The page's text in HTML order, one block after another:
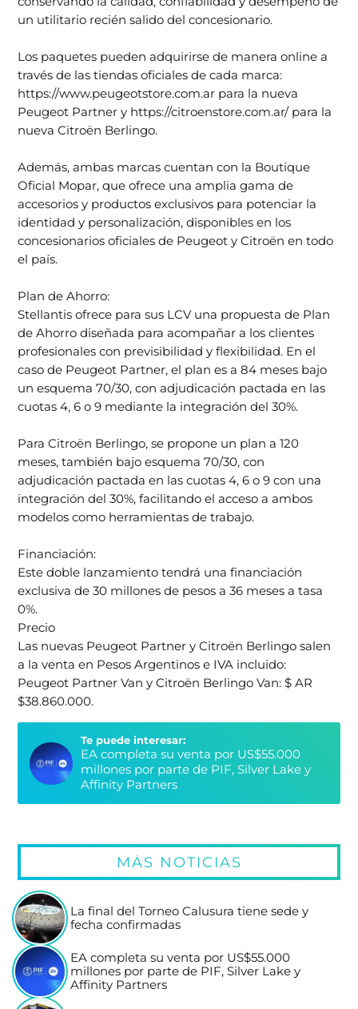
un utilitario recién salido del concesionario.
Los paquetes pueden adquirirse de manera online a
través de las tiendas oficiales de cada marca:
https://www.peugeotstore.com.ar para la nueva
Peugeot Partner y https://citroenstore.com.ar/ para la
nueva Citroën Berlingo.
Además, ambas marcas cuentan con la Boutique
Oficial Mopar, que ofrece una amplia gama de
accesorios y productos exclusivos para potenciar la
identidad y personalización, disponibles en los
concesionarios oficiales de Peugeot y Citroën en todo
el país.
Plan de Ahorro:
Stellantis ofrece para sus LCV una propuesta de Plan
de Ahorro diseñada para acompañar a los clientes
profesionales con previsibilidad y flexibilidad. En el
caso de Peugeot Partner, el plan es a 84 meses bajo
un esquema 70/30, con adjudicación pactada en las
cuotas 4, 6 o 9 mediante la integración del 30%.
Para Citroën Berlingo, se propone un plan a 120
meses, también bajo esquema 70/30, con
adjudicación pactada en las cuotas 4, 6 o 9 con una
integración del 30%, facilitando el acceso a ambos
modelos como herramientas de trabajo.
Financiación:
Este doble lanzamiento tendrá una financiación
exclusiva de 30 millones de pesos a 36 meses a tasa
0%.
Precio
Las nuevas Peugeot Partner y Citroën Berlingo salen
a la venta en Pesos Argentinos e IVA incluido:
Peugeot Partner Van y Citroën Berlingo Van: $ AR
$38.860.000.
Te puede interesar:
EA completa su venta por US$55.000
millones por parte de PIF, Silver Lake y
Affinity Partners
MÁS NOTICIAS
La final del Torneo Calusura tiene sede y
fecha confirmadas
EA completa su venta por US$55.000
millones por parte de PIF, Silver Lake y
Affinity Partners